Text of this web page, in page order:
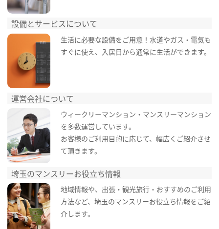
設備とサービスについて
生活に必要な設備をご用意！水道やガス・電気も
すぐに使え、入居日から通常に生活ができます。
運営会社について
ウィークリーマンション・マンスリーマンション
を多数運営しています。
お客様のご利用目的に応じて、幅広くご紹介させ
て頂きます。
埼玉のマンスリーお役立ち情報
地域情報や、出張・観光旅行・おすすめのご利用
方法など、埼玉のマンスリーお役立ち情報をご紹
介します。